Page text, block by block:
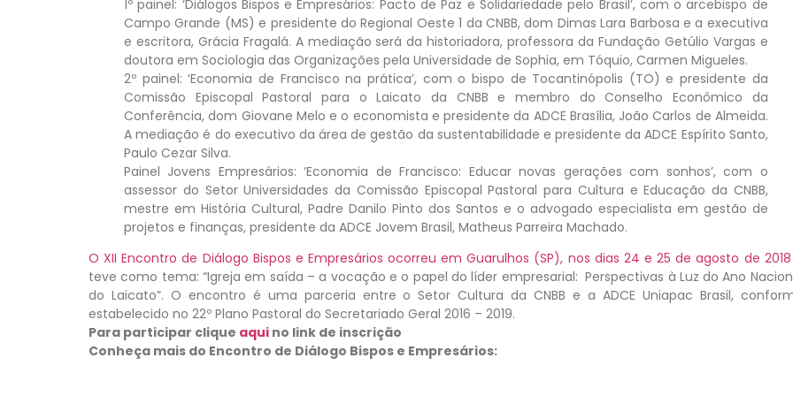
1º painel: ‘Diálogos Bispos e Empresários: Pacto de Paz e Solidariedade pelo Brasil’, com o arcebispo de
Campo Grande (MS) e presidente do Regional Oeste 1 da CNBB, dom Dimas Lara Barbosa e a executiva
e escritora, Grácia Fragalá. A mediação será da historiadora, professora da Fundação Getúlio Vargas e
doutora em Sociologia das Organizações pela Universidade de Sophia, em Tóquio, Carmen Migueles.
2º painel: ‘Economia de Francisco na prática’, com o bispo de Tocantinópolis (TO) e presidente da
Comissão Episcopal Pastoral para o Laicato da CNBB e membro do Conselho Econômico da
Conferência, dom Giovane Melo e o economista e presidente da ADCE Brasília, João Carlos de Almeida.
A mediação é do executivo da área de gestão da sustentabilidade e presidente da ADCE Espírito Santo,
Paulo Cezar Silva.
Painel Jovens Empresários: ‘Economia de Francisco: Educar novas gerações com sonhos’, com o
assessor do Setor Universidades da Comissão Episcopal Pastoral para Cultura e Educação da CNBB,
mestre em História Cultural, Padre Danilo Pinto dos Santos e o advogado especialista em gestão de
projetos e finanças, presidente da ADCE Jovem Brasil, Matheus Parreira Machado.
O XII Encontro de Diálogo Bispos e Empresários ocorreu em Guarulhos (SP), nos dias 24 e 25 de agosto de 2018
teve como tema: “Igreja em saída – a vocação e o papel do líder empresarial: Perspectivas à Luz do Ano
do Laicato”. O encontro é uma parceria entre o Setor Cultura da CNBB e a ADCE Uniapac Brasil,
estabelecido no 22º Plano Pastoral do Secretariado Geral 2016 – 2019.
Para participar clique aqui no link de inscrição
Conheça mais do Encontro de Diálogo Bispos e Empresários: